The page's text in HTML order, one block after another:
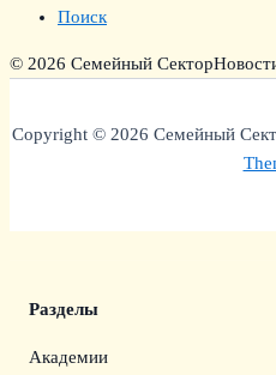
Поиск
© 2026 Семейный Сектор
Copyright © 2026 Семейный
Разделы
Академии